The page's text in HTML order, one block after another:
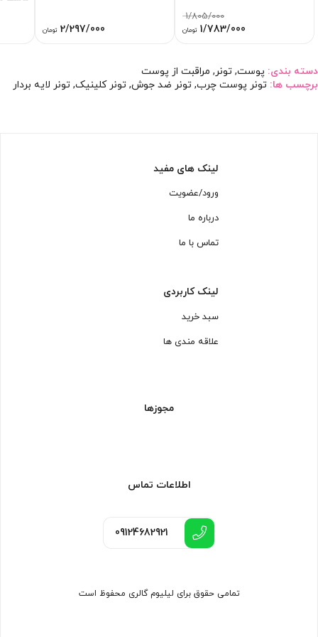
1/805/000
قیمت
بود.
1/783/000 تومانقیمت
2/297/000 تومان
دسته بندی: پوست, تونر , مراقبت از پوست
برچسب ها: تونر پوست چرب, تونر ضد جوش, تونر کلینیک, تونر لایه بردار
لینک های مفید
ورود/عضویت
درباره ما
تماس با ما
لینک کاربردی
سبد خرید
علاقه مندی ها
مجوزها
اطلاعات تماس
09124682921
تمامی حقوق برای لیلیوم گالری محفوظ است